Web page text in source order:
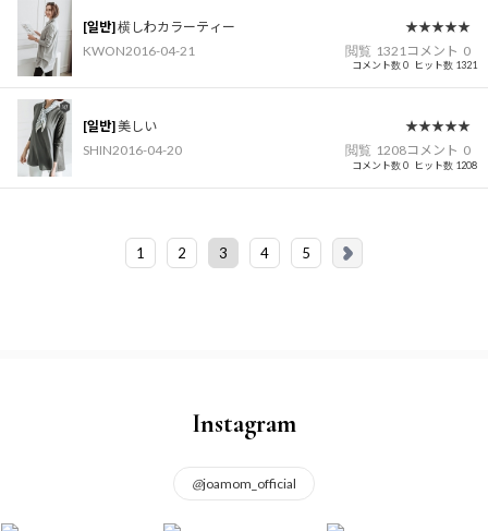
コメント数 0 ヒット数 1321
[일반]横しわカラーティー
★★★★★
KWON2016-04-21 閲覧 1321 コメント 0
コメント数 0 ヒット数 1208
[일반]美しい
★★★★★
SHIN2016-04-20 閲覧 1208コメント 0
1 2 3 4 5
Instagram
@joamom_official